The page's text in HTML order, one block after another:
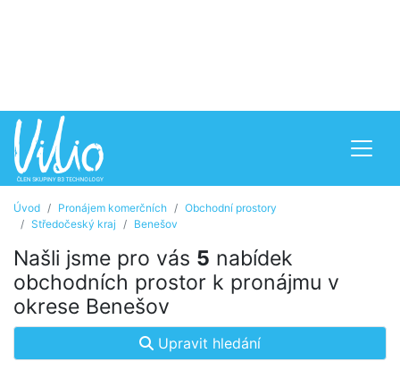
Úvod Pronájem komerčních
Obchodní prostory
Středočeský kraj
Benešov
Našli jsme pro vás 5 nabídek
obchodních prostor k pronájmu v
okrese Benešov
Upravit hledání